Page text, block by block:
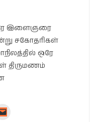
இளைஞரை
சகோதரிகள்
ஒரே
திருமணம்